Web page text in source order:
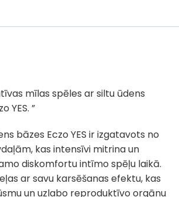
mīlas spēles ar siltu ūdens
YES. ”
bāzes Eczo YES ir izgatavots no
kas intensīvi mitrina un
diskomfortu intīmo spēļu laikā.
ar savu karsēšanas efektu, kas
un uzlabo reproduktīvo orgānu